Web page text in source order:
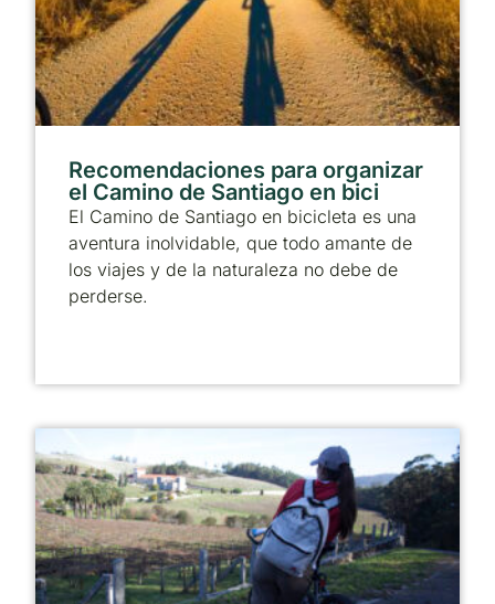
Recomendaciones para organizar
el Camino de Santiago en bici
El Camino de Santiago en bicicleta es una
aventura inolvidable, que todo amante de
los viajes y de la naturaleza no debe de
perderse.